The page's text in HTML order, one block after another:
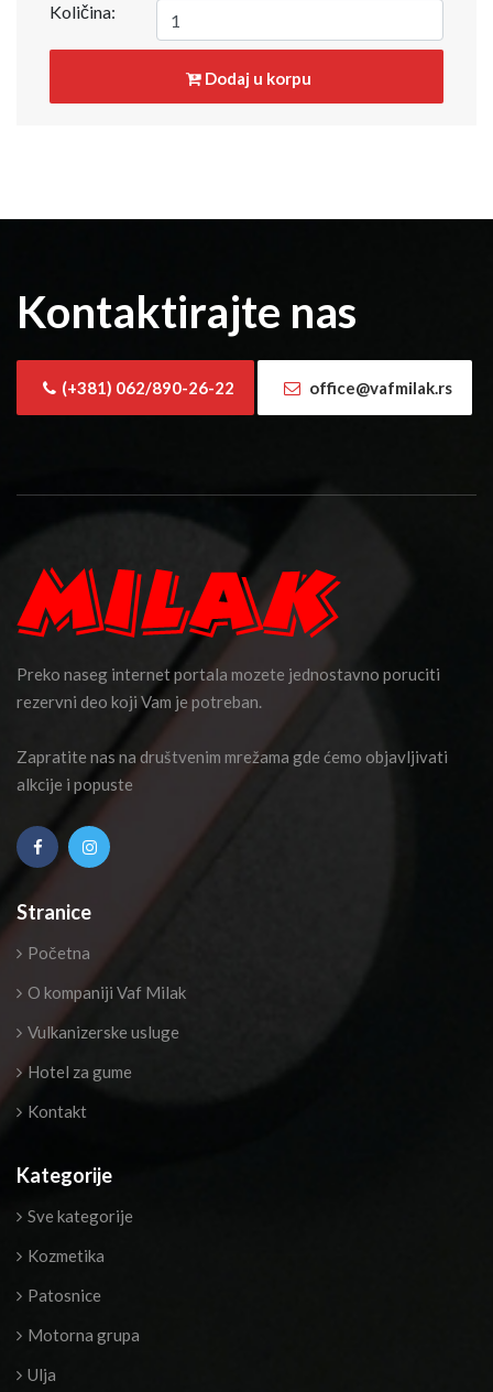
Količina:
Dodaj u korpu
Kontaktirajte nas
(+381) 062/890-26-22 office@vafmilak.rs
Preko naseg internet portala mozete jednostavno poruciti
rezervni deo koji Vam je potreban.
Zapratite nas na društvenim mrežama gde ćemo objavljivati
alkcije i popuste
Stranice
Početna
O kompaniji Vaf Milak
Vulkanizerske usluge
Hotel za gume
Kontakt
Kategorije
Sve kategorije
Kozmetika
Patosnice
Motorna grupa
Ulja